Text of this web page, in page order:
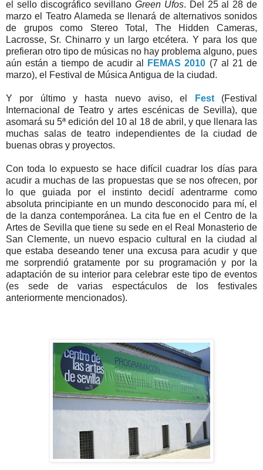
el sello discográfico sevillanoGreen Ufos. Del 25 al 28 de
marzo el Teatro Alameda se llenará de alternativos sonidos
de grupos como Stereo Total, The Hidden Cameras,
Lacrosse, Sr. Chinarro y un largo etcétera. Y para los que
prefieran otro tipo de músicas no hay problema alguno, pues
aún están a tiempo de acudir al
FEMAS 2010 (7 al 21 de
marzo), el Festival de Música Antigua de la ciudad.
Y por último y hasta nuevo aviso, el Fest(Festival
Internacional de Teatro y artes escénicas de Sevilla), que
asomará su 5ª edición del 10 al 18 de abril, y que llenara las
muchas salas de teatro independientes de la ciudad de
buenas obras y proyectos.
Con toda lo expuesto se hace difícil cuadrar los días para
acudir a muchas de las propuestas que se nos ofrecen, por
lo que guiada por el instinto decidí adentrarme como
absoluta principiante en un mundo desconocido para mí, el
de la danza contemporánea. La cita fue en el Centro de la
Artes de Sevilla que tiene su sede en el Real Monasterio de
San Clemente, un nuevo espacio cultural en la ciudad al
que estaba deseando tener una excusa para acudir y que
me sorprendió gratamente por su programación y por la
adaptación de su interior para celebrar este tipo de eventos
(es sede de varias espectáculos de los festivales
anteriormente mencionados).